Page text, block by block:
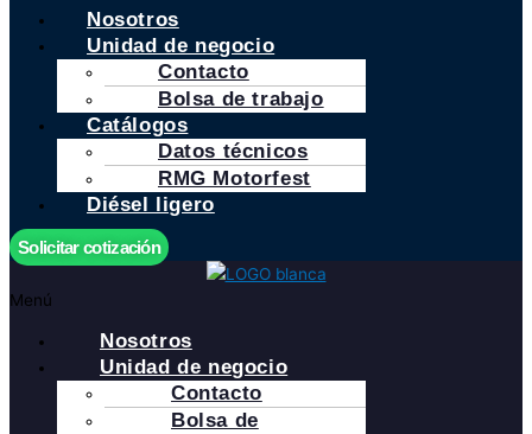
Nosotros
Unidad de negocio
Contacto
Bolsa de trabajo
Catálogos
Datos técnicos
RMG Motorfest
Diésel ligero
Solicitar cotización
Menú
Nosotros
Unidad de negocio
Contacto
Bolsa de